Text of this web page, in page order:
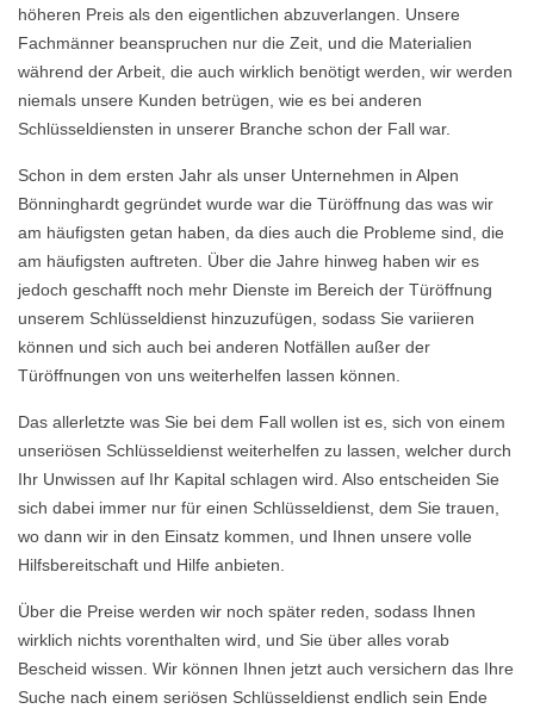
höheren Preis als den eigentlichen abzuverlangen. Unsere
Fachmänner beanspruchen nur die Zeit, und die Materialien
während der Arbeit, die auch wirklich benötigt werden, wir werden
niemals unsere Kunden betrügen, wie es bei anderen
Schlüsseldiensten in unserer Branche schon der Fall war.
Schon in dem ersten Jahr als unser Unternehmen in Alpen
Bönninghardt gegründet wurde war die Türöffnung das was wir
am häufigsten getan haben, da dies auch die Probleme sind, die
am häufigsten auftreten. Über die Jahre hinweg haben wir es
jedoch geschafft noch mehr Dienste im Bereich der Türöffnung
unserem Schlüsseldienst hinzuzufügen, sodass Sie variieren
können und sich auch bei anderen Notfällen außer der
Türöffnungen von uns weiterhelfen lassen können.
Das allerletzte was Sie bei dem Fall wollen ist es, sich von einem
unseriösen Schlüsseldienst weiterhelfen zu lassen, welcher durch
Ihr Unwissen auf Ihr Kapital schlagen wird. Also entscheiden Sie
sich dabei immer nur für einen Schlüsseldienst, dem Sie trauen,
wo dann wir in den Einsatz kommen, und Ihnen unsere volle
Hilfsbereitschaft und Hilfe anbieten.
Über die Preise werden wir noch später reden, sodass Ihnen
wirklich nichts vorenthalten wird, und Sie über alles vorab
Bescheid wissen. Wir können Ihnen jetzt auch versichern das Ihre
Suche nach einem seriösen Schlüsseldienst endlich sein Ende